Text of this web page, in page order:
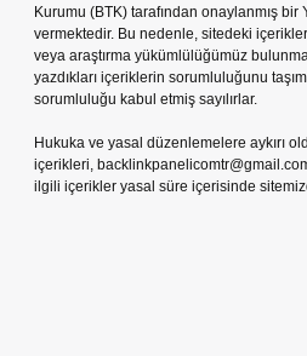
Kurumu (BTK) tarafından onaylanmış bir
vermektedir. Bu nedenle, sitedeki
veya araştırma yükümlülüğümüz
yazdıkları içeriklerin sorumluluğunu
sorumluluğu kabul etmiş sayılırlar.
Hukuka ve yasal düzenlemelere aykırı
içerikleri,
ilgili içerikler yasal süre içerisinde